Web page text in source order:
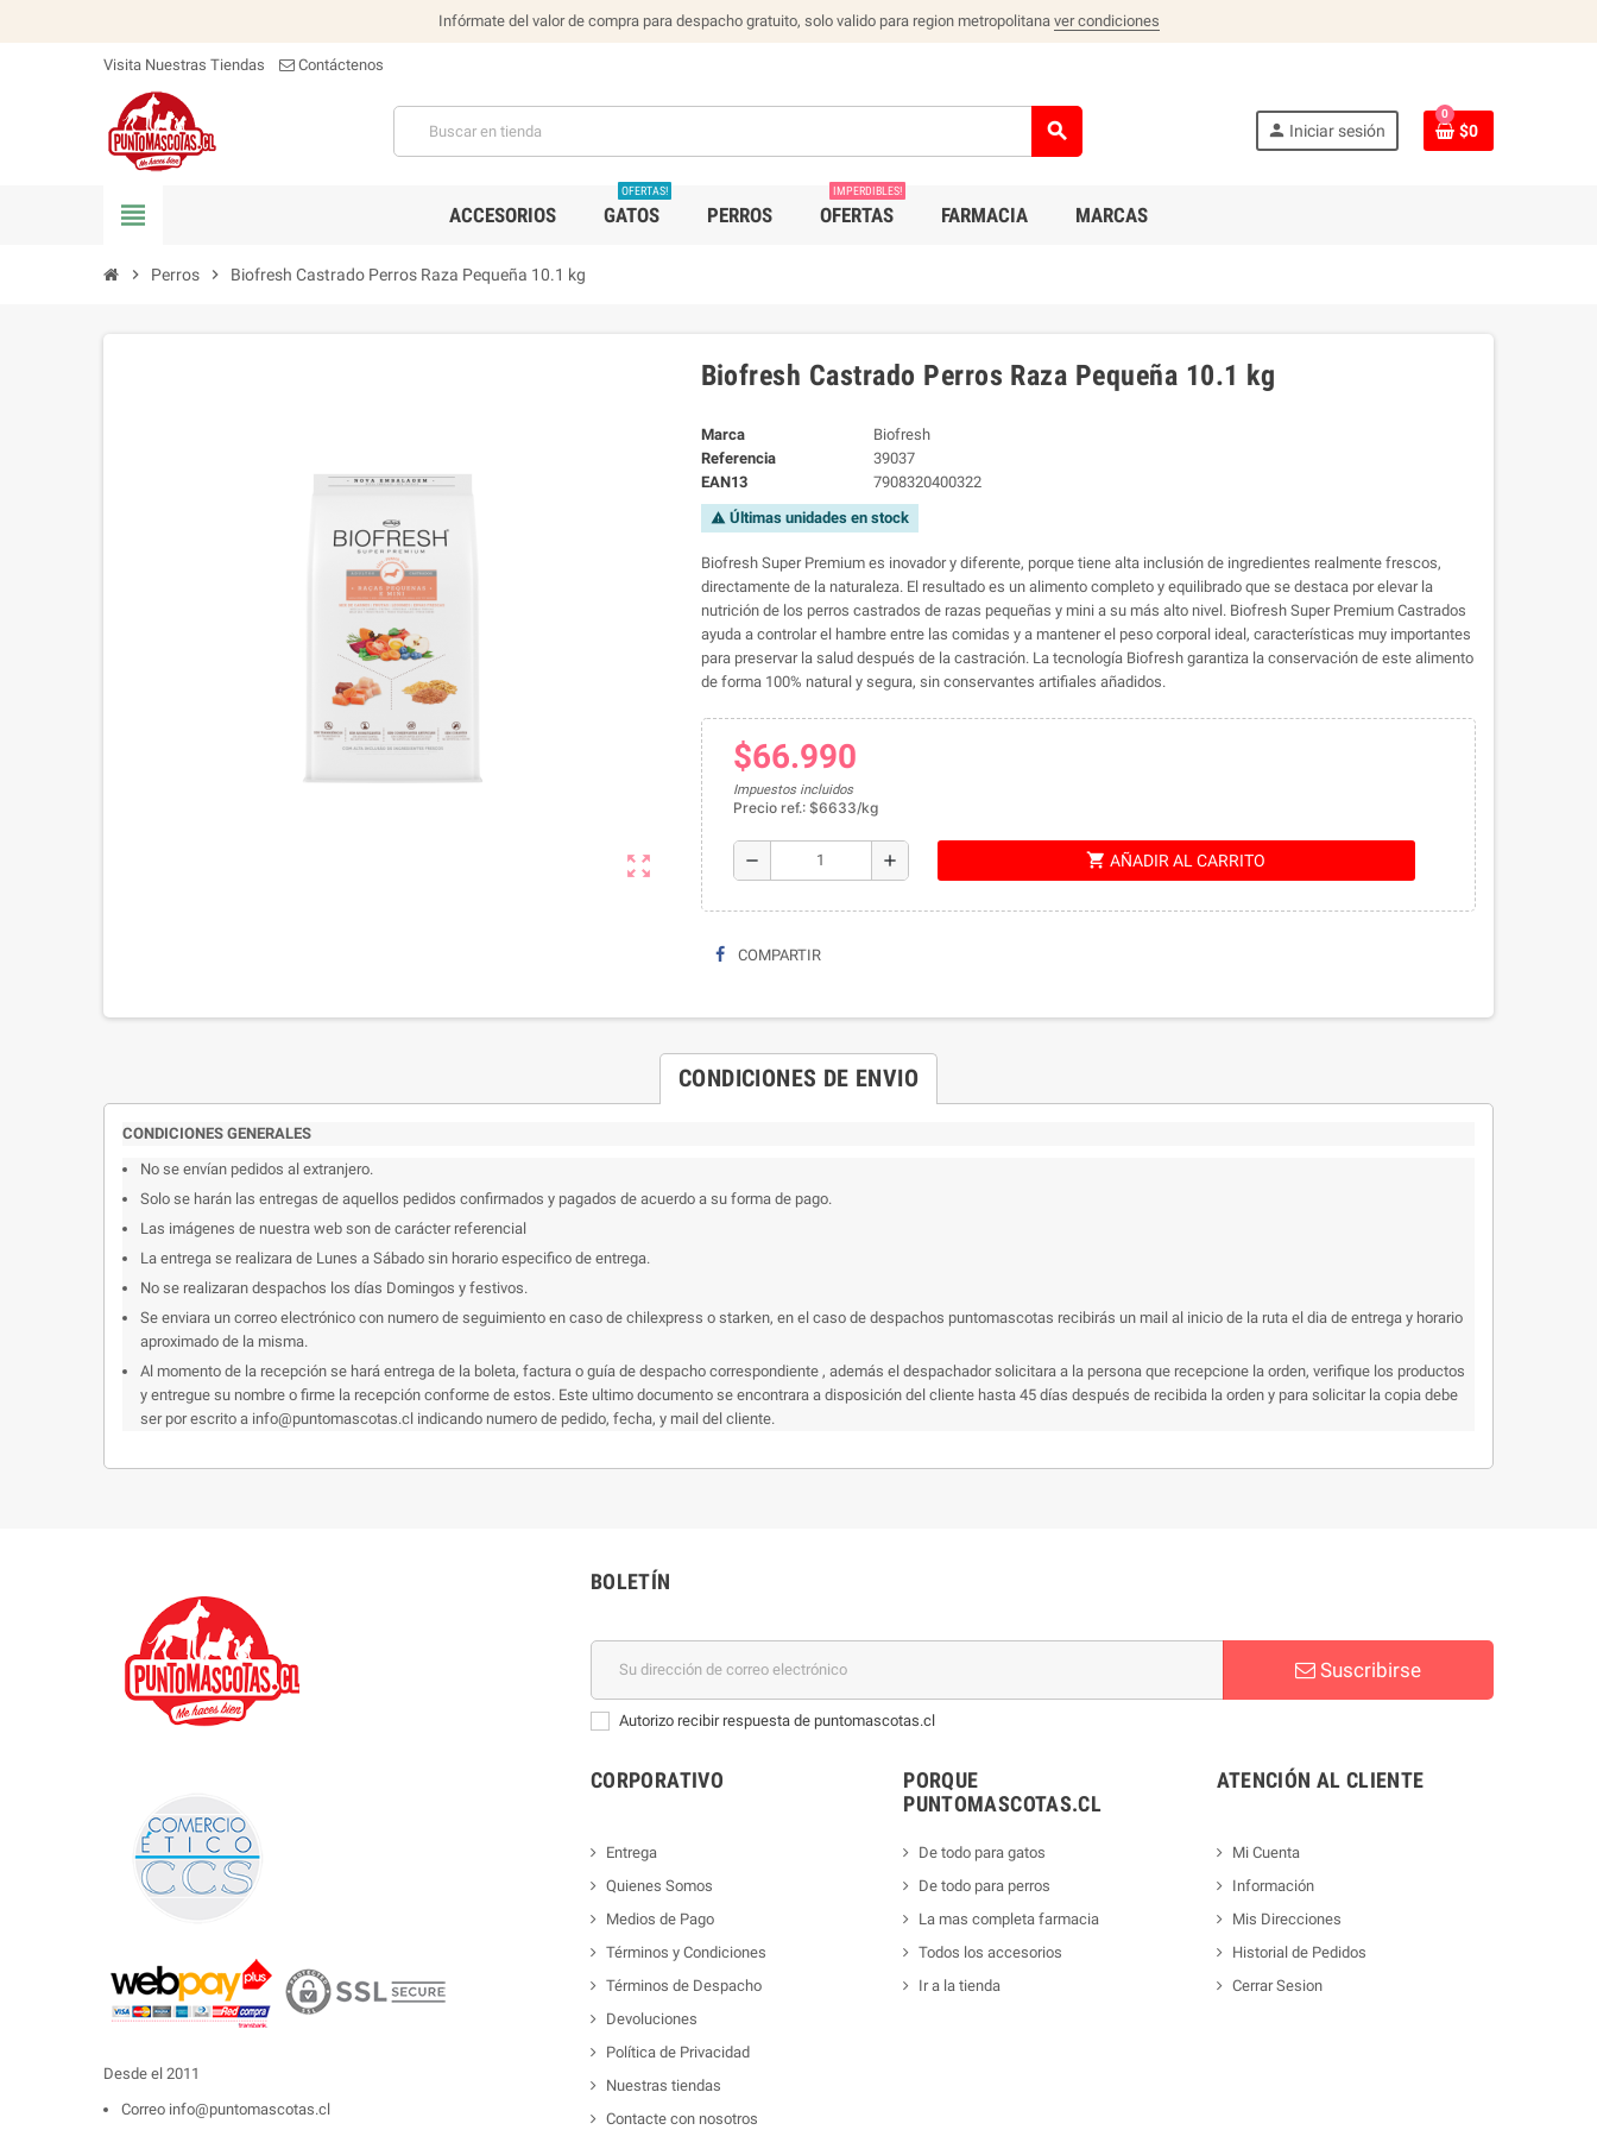
Infórmate del valor de compra para despacho gratuito, solo valido para region metropolitana ver condiciones
Visita Nuestras Tiendas Contáctenos
search person Iniciar sesión
0
$0
view_headline ACCESORIOS GATOS
OFERTAS!
PERROS OFERTAS
IMPERDIBLES!
FARMACIA MARCAS
chevron_right Perros chevron_right Biofresh Castrado Perros Raza Pequeña 10.1 kg
zoom_out_map
Biofresh Castrado Perros Raza Pequeña 10.1 kg
Marca
Biofresh
Referencia
39037
EAN13
7908320400322
warning Últimas unidades en stock
Biofresh Super Premium es inovador y diferente, porque tiene alta inclusión de ingredientes realmente frescos,
directamente de la naturaleza. El resultado es un alimento completo y equilibrado que se destaca por elevar la
nutrición de los perros castrados de razas pequeñas y mini a su más alto nivel. Biofresh Super Premium Castrados
ayuda a controlar el hambre entre las comidas y a mantener el peso corporal ideal, características muy importantes
para preservar la salud después de la castración. La tecnología Biofresh garantiza la conservación de este alimento
de forma 100% natural y segura, sin conservantes artifiales añadidos.
$66.990
Impuestos incluidos
Precio ref.: $6633/kg
remove add shopping_cart AÑADIR AL CARRITO
COMPARTIR
CONDICIONES DE ENVIO
CONDICIONES GENERALES
No se envían pedidos al extranjero.
Solo se harán las entregas de aquellos pedidos confirmados y pagados de acuerdo a su forma de pago.
Las imágenes de nuestra web son de carácter referencial
La entrega se realizara de Lunes a Sábado sin horario especifico de entrega.
No se realizaran despachos los días Domingos y festivos.
Se enviara un correo electrónico con numero de seguimiento en caso de chilexpress o starken, en el caso de despachos puntomascotas recibirás un mail al inicio de la ruta el dia de entrega y horario
aproximado de la misma.
Al momento de la recepción se hará entrega de la boleta, factura o guía de despacho correspondiente , además el despachador solicitara a la persona que recepcione la orden, verifique los productos
y entregue su nombre o firme la recepción conforme de estos. Este ultimo documento se encontrara a disposición del cliente hasta 45 días después de recibida la orden y para solicitar la copia debe
ser por escrito a info@puntomascotas.cl indicando numero de pedido, fecha, y mail del cliente.
Desde el 2011
Correo info@puntomascotas.cl
BOLETÍN
Suscribirse
Autorizo recibir respuesta de puntomascotas.cl
CORPORATIVO
Entrega
Quienes Somos
Medios de Pago
Términos y Condiciones
Términos de Despacho
Devoluciones
Política de Privacidad
Nuestras tiendas
Contacte con nosotros
PORQUE
PUNTOMASCOTAS.CL
De todo para gatos
De todo para perros
La mas completa farmacia
Todos los accesorios
Ir a la tienda
ATENCIÓN AL CLIENTE
Mi Cuenta
Información
Mis Direcciones
Historial de Pedidos
Cerrar Sesion